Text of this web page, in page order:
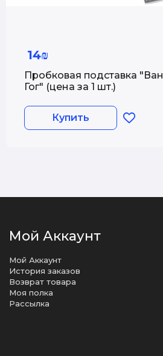
14₪
Пробковая подставка "Ван
Гог" (цена за 1 шт.)
Купить
Мой Аккаунт
Мой Аккаунт
История заказов
Возврат товара
Моя полка
Рассылка